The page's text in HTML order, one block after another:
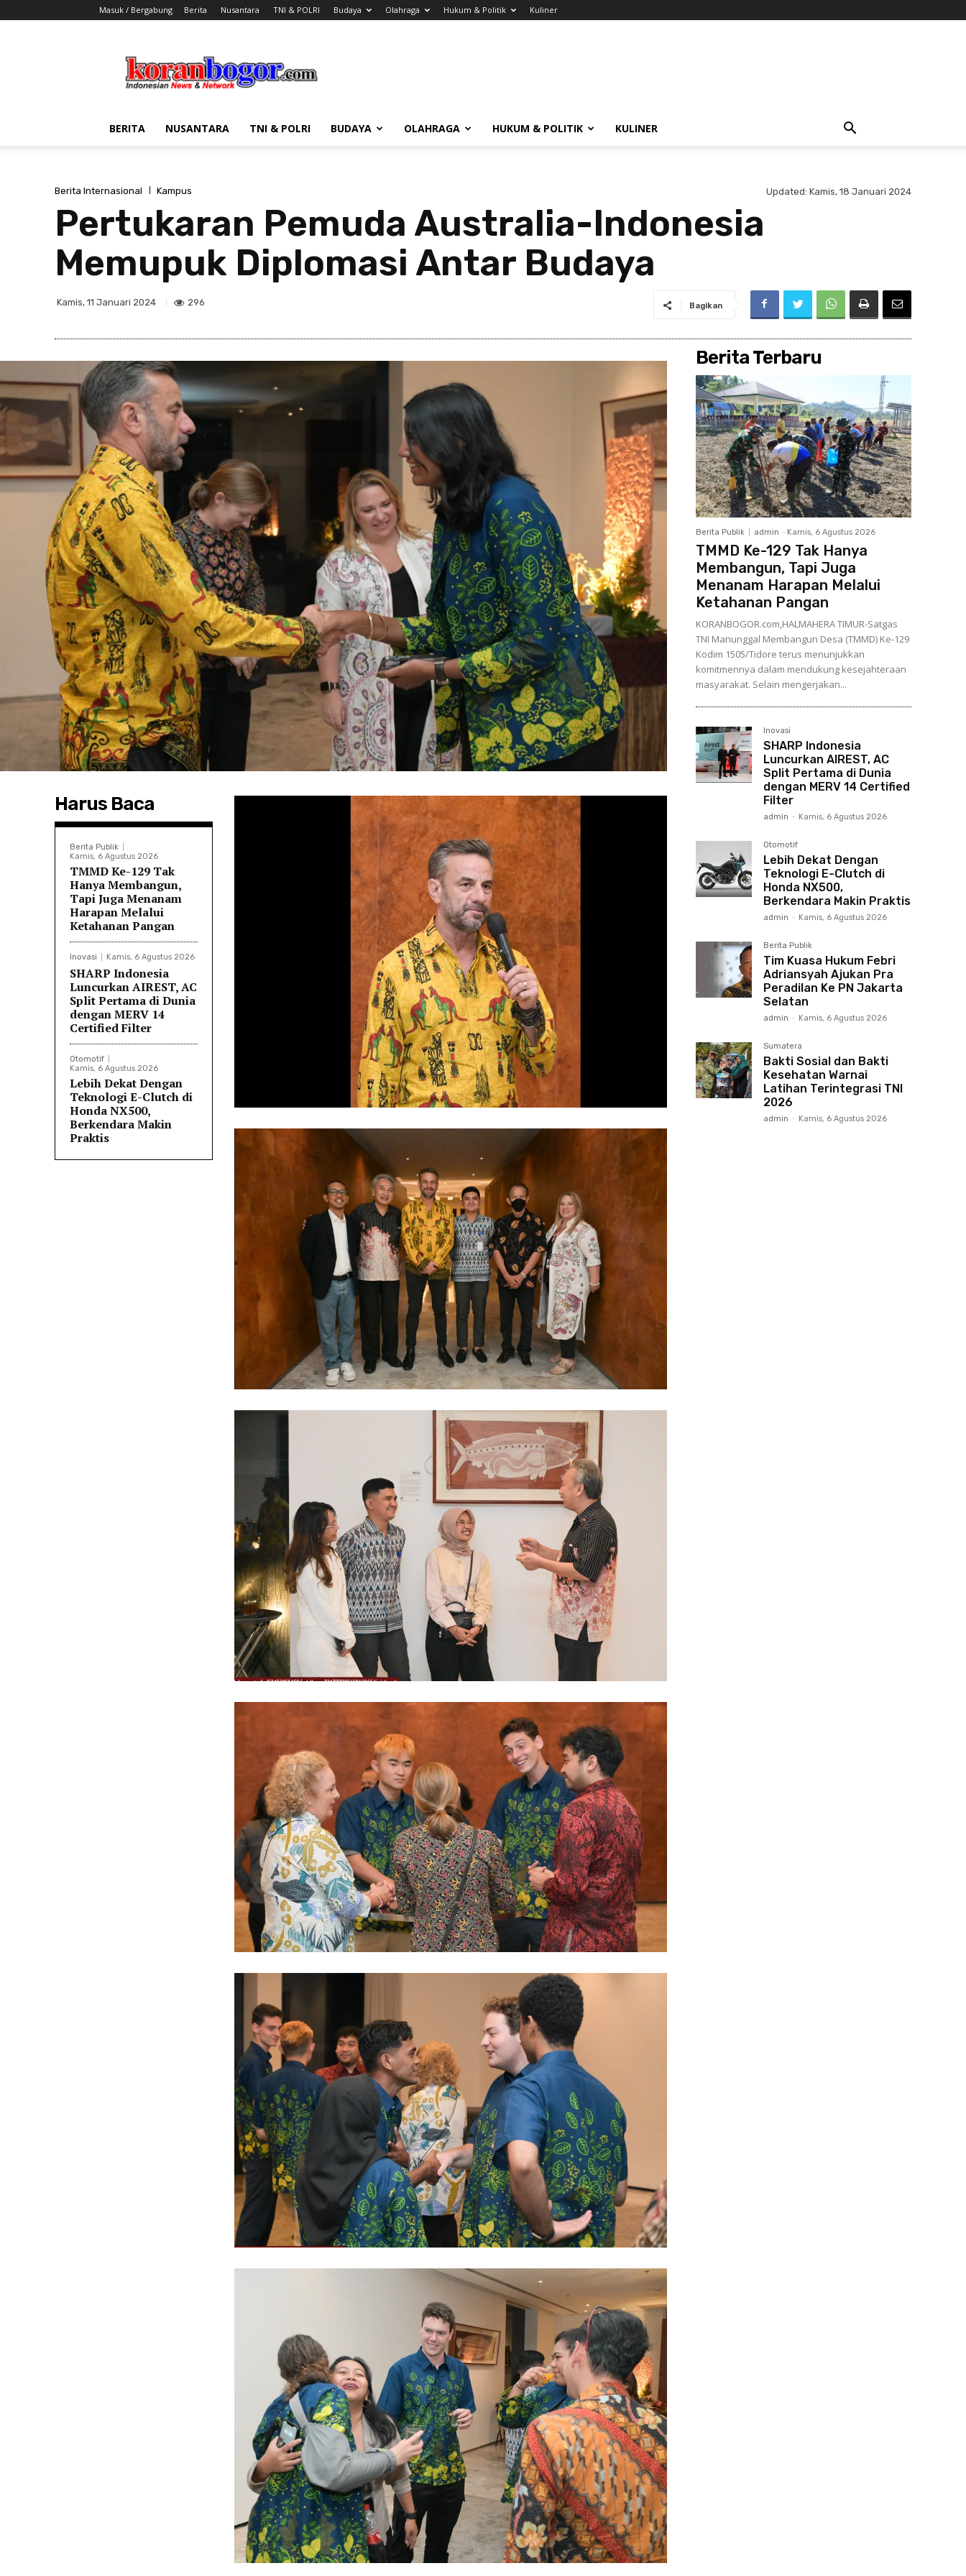
Masuk / Bergabung Berita Nusantara TNI & POLRI Budaya Olahraga Hukum & Politik Kuliner
Bogor
BERITA NUSANTARA TNI & POLRI BUDAYA OLAHRAGA HUKUM & POLITIK KULINER
Berita Internasional Kampus Updated: Kamis, 18 Januari 2024
Pertukaran Pemuda Australia-Indonesia
Memupuk Diplomasi Antar Budaya
Kamis, 11 Januari 2024 296 Bagikan
Harus Baca
Berita Publik
Kamis, 6 Agustus 2026
TMMD Ke-129 Tak
Hanya Membangun,
Tapi Juga Menanam
Harapan Melalui
Ketahanan Pangan
Inovasi Kamis, 6 Agustus 2026
SHARP Indonesia
Luncurkan AIREST, AC
Split Pertama di Dunia
dengan MERV 14
Certified Filter
Otomotif
Kamis, 6 Agustus 2026
Lebih Dekat Dengan
Teknologi E-Clutch di
Honda NX500,
Berkendara Makin
Praktis
Berita Terbaru
Berita Publik admin - Kamis, 6 Agustus 2026
TMMD Ke-129 Tak Hanya
Membangun, Tapi Juga
Menanam Harapan Melalui
Ketahanan Pangan
KORANBOGOR.com,HALMAHERA TIMUR-Satgas
TNI Manunggal Membangun Desa (TMMD) Ke-129
Kodim 1505/Tidore terus menunjukkan
komitmennya dalam mendukung kesejahteraan
masyarakat. Selain mengerjakan...
Inovasi
SHARP Indonesia
Luncurkan AIREST, AC
Split Pertama di Dunia
dengan MERV 14 Certified
Filter
admin - Kamis, 6 Agustus 2026
Otomotif
Lebih Dekat Dengan
Teknologi E-Clutch di
Honda NX500,
Berkendara Makin Praktis
admin - Kamis, 6 Agustus 2026
Berita Publik
Tim Kuasa Hukum Febri
Adriansyah Ajukan Pra
Peradilan Ke PN Jakarta
Selatan
admin - Kamis, 6 Agustus 2026
Sumatera
Bakti Sosial dan Bakti
Kesehatan Warnai
Latihan Terintegrasi TNI
2026
admin - Kamis, 6 Agustus 2026